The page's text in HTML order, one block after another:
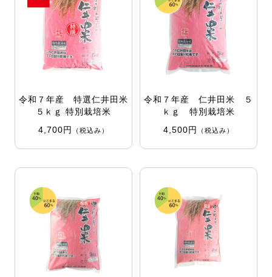
令和７年産 特選仁井田米
５ｋｇ 特別栽培米
4,700円
（税込み）
令和７年産 仁井田米 ５
ｋｇ 特別栽培米
4,500円
（税込み）